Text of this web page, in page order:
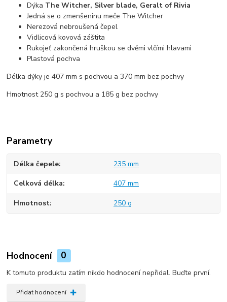
Dýka The Witcher, Silver blade, Geralt of Rivia
Jedná se o zmenšeninu meče The Witcher
Nerezová nebroušená čepel
Vidlicová kovová záštita
Rukojeť zakončená hruškou se dvěmi vlčími hlavami
Plastová pochva
Délka dýky je 407 mm s pochvou a 370 mm bez pochvy
Hmotnost 250 g s pochvou a 185 g bez pochvy
Parametry
Délka čepele 235 mm
Celková délka 407 mm
Hmotnost 250 g
Hodnocení 0
K tomuto produktu zatím nikdo hodnocení nepřidal. Buďte první.
Přidat hodnocení